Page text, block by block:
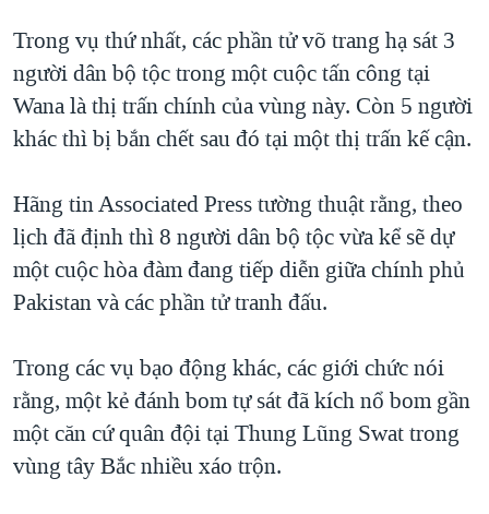
THƯỢNG ĐỈNH TRUMP-KIM TẠI VIỆT NAM
TRỊNH VĨNH BÌNH VS. CHÍNH PHỦ VIỆT NAM
NGƯ DÂN VIỆT VÀ LÀN SÓNG TRỘM HẢI SÂM
QUAN HỆ VIỆT MỸ
Trong vụ thứ nhất, các phần tử võ trang hạ sát 3
người dân bộ tộc trong một cuộc tấn công tại
Wana là thị trấn chính của vùng này. Còn 5 người
khác thì bị bắn chết sau đó tại một thị trấn kế cận.
Hãng tin Associated Press tường thuật rằng, theo
lịch đã định thì 8 người dân bộ tộc vừa kể sẽ dự
một cuộc hòa đàm đang tiếp diễn giữa chính phủ
Pakistan và các phần tử tranh đấu.
Trong các vụ bạo động khác, các giới chức nói
rằng, một kẻ đánh bom tự sát đã kích nổ bom gần
một căn cứ quân đội tại Thung Lũng Swat trong
vùng tây Bắc nhiều xáo trộn.